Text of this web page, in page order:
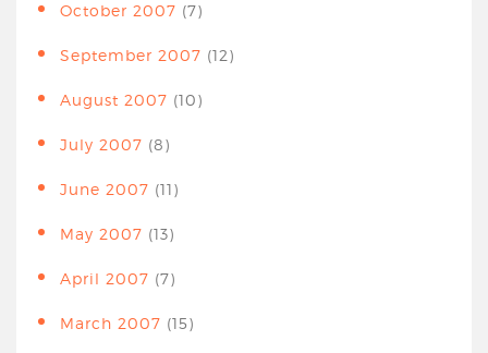
October 2007 (7)
September 2007 (12)
August 2007 (10)
July 2007 (8)
June 2007 (11)
May 2007 (13)
April 2007 (7)
March 2007 (15)